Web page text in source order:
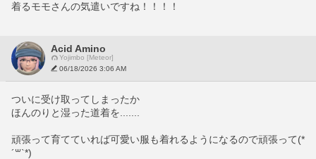
着るモモさんの気遣いですね！！！！
Acid Amino
Yojimbo [Meteor]
06/18/2026 3:06 AM
ついに受け取ってしまったか
ほんのりと湿った道着を.......
頑張って育てていれば可愛い服も着れるようになるので頑張って(*
´꒳`*)